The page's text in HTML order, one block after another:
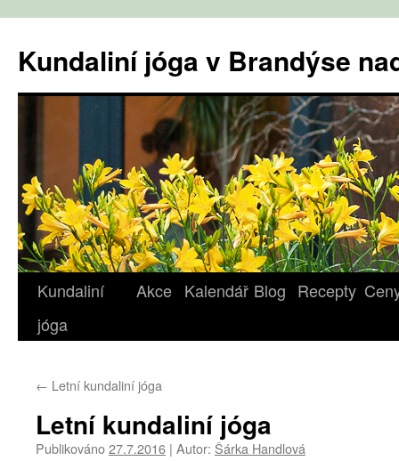
obsahu
webu
Kundaliní jóga v Brandýse
Kundaliní
jóga
Akce Kalendář Blog Recepty
← Letní kundaliní jóga
Letní kundaliní jóga
Publikováno27.7.2016 | Autor: Šárka Handlová